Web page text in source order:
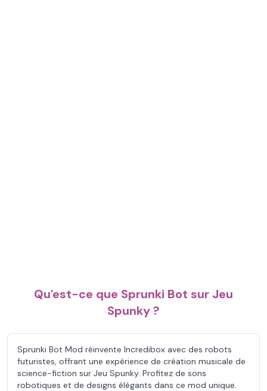
Qu'est-ce que Sprunki Bot sur Jeu
Spunky ?
Sprunki Bot Mod réinvente Incredibox avec des robots
futuristes, offrant une expérience de création musicale de
science-fiction sur Jeu Spunky. Profitez de sons
robotiques et de designs élégants dans ce mod unique.